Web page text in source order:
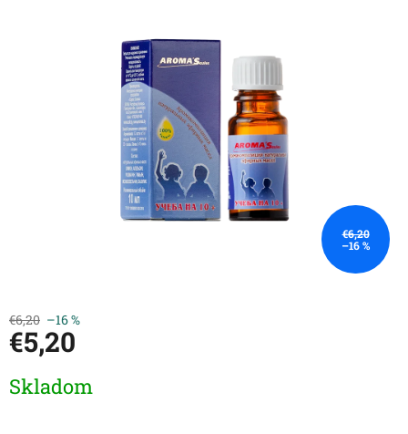
€6,20
–16 %
€6,20 –16 %
€5,20
cena:
Skladom